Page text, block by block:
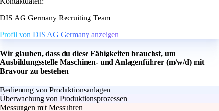
DIS AG Germany Recruiting-Team
Profil von DIS AG Germany anzeigen
Wir glauben, dass du diese Fähigkeiten brauchst, um
Ausbildungsstelle Maschinen- und Anlagenführer (m/w/d) mit
Bravour zu bestehen
Bedienung von Produktionsanlagen
Überwachung von Produktionsprozessen
Messungen mit Messuhren